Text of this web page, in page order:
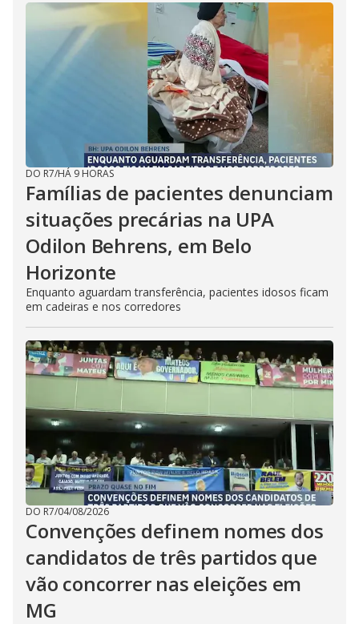
DO R7/HÁ 9 HORAS
Famílias de pacientes denunciam
situações precárias na UPA
Odilon Behrens, em Belo
Horizonte
Enquanto aguardam transferência, pacientes idosos ficam
em cadeiras e nos corredores
DO R7/04/08/2026
Convenções definem nomes dos
candidatos de três partidos que
vão concorrer nas eleições em
MG